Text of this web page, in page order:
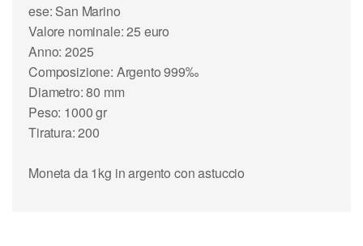
ese: San Marino
Valore nominale: 25 euro
Anno: 2025
Composizione: Argento 999‰
Diametro: 80 mm
Peso: 1000 gr
Tiratura: 200
Moneta da 1kg in argento con astuccio